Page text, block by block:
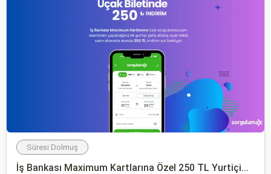
Süresi Dolmuş
İş Bankası Maximum Kartlarına Özel 250 TL Yurtiçi...